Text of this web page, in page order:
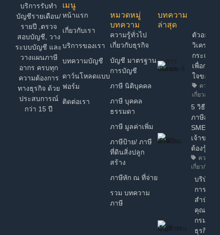
บริการรับทำ
บัญชีรายเดือน/
รายปี ,ตรวจ
สอบบัญชี, วาง
ระบบบัญชี และ
วางแผนภาษี
อากร ครบทุก
ความต้องการ
ทางธุรกิจ ด้วย
ประสบการณ์
กว่า 15 ปี
เมนู
หน้าแรก
เกี่ยวกับเรา
บริการของเรา
บทความบัญชี
ดาว์นโหลดแบบ
ฟอร์ม
ติดต่อเรา
หมวดหมู่
บทความ
ความรู้ทั่วไป
เกี่ยวกับธุรกิจ
บัญชี มาตรฐาน
การบัญชี
ภาษี นิติบุคคล
ภาษี บุคคล
ธรรมดา
ภาษี มูลค่าเพิ่ม
ภาษีป้าย/ ภาษี
ที่ดินสิ่งปลูก
สร้าง
ภาษีหัก ณ ที่จ่าย
รวม บทความ
ภาษี
บทความ
ล่าสุด
ตัวอย่าง
วิเคราะห์
กระแสเ
เพื่อการ
ใจของ
ความรู้
เกี่ยวกับธุร
5 วิธี วา
ภาษีสำห
SME ง่า
เจ้าของธุ
ต้องรู้!
ความรู้
เกี่ยวกับธุร
บริษัทฯ
การรับร
สำนักง
คุณภาพ
กรมพัฒ
ธุรกิจก